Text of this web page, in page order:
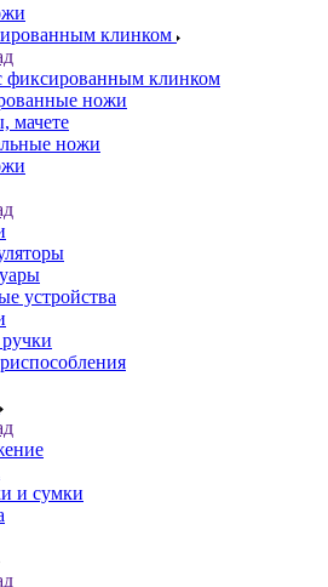
клинком
клинком
ножи
мачете
ножи
устройства
и сумки